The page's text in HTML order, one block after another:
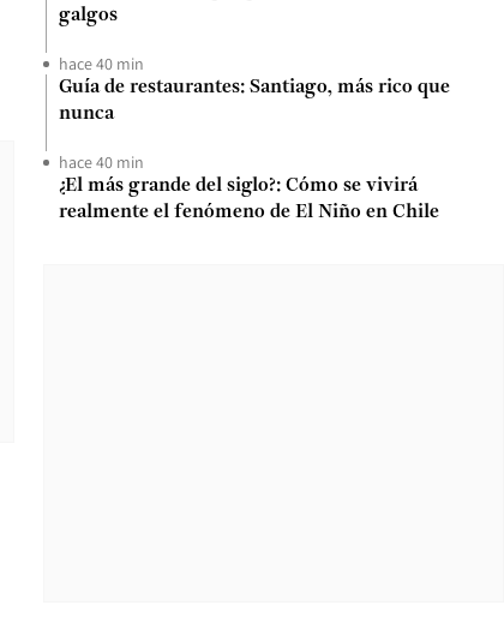
galgos
hace 40 min
Guía de restaurantes: Santiago, más rico que
nunca
hace 40 min
¿El más grande del siglo?: Cómo se vivirá
realmente el fenómeno de El Niño en Chile